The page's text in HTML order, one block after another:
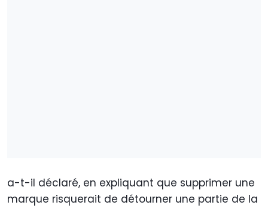
a-t-il déclaré, en expliquant que supprimer une
marque risquerait de détourner une partie de la